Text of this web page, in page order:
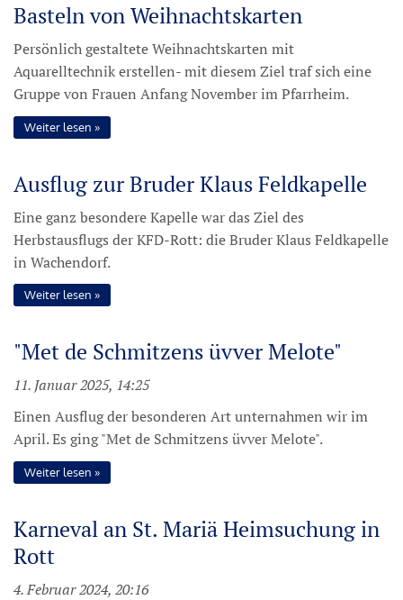
Basteln von Weihnachtskarten
Persönlich gestaltete Weihnachtskarten mit
Aquarelltechnik erstellen- mit diesem Ziel traf sich eine
Gruppe von Frauen Anfang November im Pfarrheim.
Weiter lesen
Ausflug zur Bruder Klaus Feldkapelle
Eine ganz besondere Kapelle war das Ziel des
Herbstausflugs der KFD-Rott: die Bruder Klaus Feldkapelle
in Wachendorf.
Weiter lesen
"Met de Schmitzens üvver Melote"
11. Januar 2025, 14:25
Einen Ausflug der besonderen Art unternahmen wir im
April. Es ging "Met de Schmitzens üvver Melote".
Weiter lesen
Karneval an St. Mariä Heimsuchung in
Rott
4. Februar 2024, 20:16